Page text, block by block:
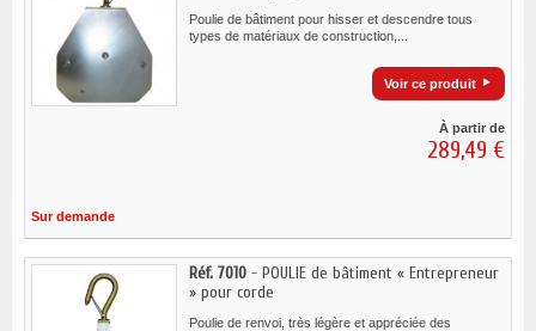
Poulie de bâtiment pour hisser et descendre tous
types de matériaux de construction,...
Voir ce produit
À partir de
289,49 €
Sur demande
Réf. 7010 - POULIE de bâtiment « Entrepreneur
» pour corde
Poulie de renvoi, très légère et appréciée des